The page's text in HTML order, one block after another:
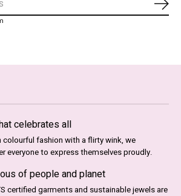
celebrates all
colourful fashion with a flirty wink, we
everyone to express themselves proudly.
of people and planet
certified garments and sustainable jewels are